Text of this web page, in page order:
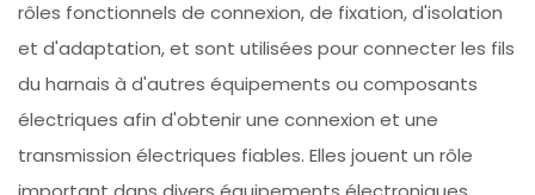
rôles fonctionnels de connexion, de fixation, d'isolation
et d'adaptation, et sont utilisées pour connecter les fils
du harnais à d'autres équipements ou composants
électriques afin d'obtenir une connexion et une
transmission électriques fiables. Elles jouent un rôle